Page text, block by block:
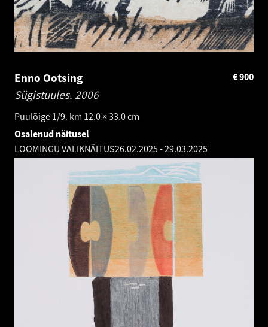
Enno Ootsing
Sügistuules. 2006
Puulõige 1/9. km 12.0 × 33.0 cm
900
€
Osalenud näitusel
LOOMINGU VALIKNÄITUS26.02.2025-29.03.2025